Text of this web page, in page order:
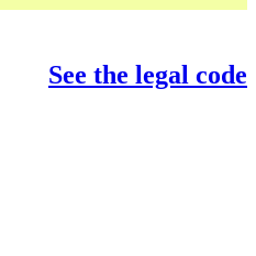
See the legal code